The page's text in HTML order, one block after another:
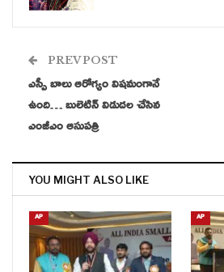
PREV POST
ఎస్పీ బాలు ఆరోగ్యం విషమంగానే
ఉంది… బులెటిన్ విడుదల చేసిన
ఎంజీఎం ఆసుపత్రి
YOU MIGHT ALSO LIKE
AP AP